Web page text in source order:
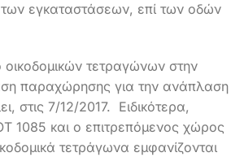
εγκαταστάσεων, επί των οδών
τετραγώνων στην
παραχώρησης για την ανάπλαση
στις 7/12/2017. Ειδικότερα,
1085 και ο επιτρεπόμενος χώρος
τετράγωνα εμφανίζονται